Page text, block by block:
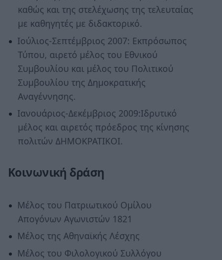
καθώς και της στελέχωσης της τελευταίας
με καθηγητές με διδακτορικό.
Ιούλιος-Σεπτέμβριος 2007: Εκπρόσωπος
Τύπου, αιρετό μέλος του Εθνικού
Συμβουλίου και μέλος του Πολιτικού
Συμβουλίου της Δημοκρατικής
Αναγέννησης.
Ιανουάριος-Δεκέμβριος 2009:Ιδρυτικό
μέλος και αιρετός πρόεδρος της κίνησης
πολιτών ΔΗΜΟΚΡΑΤΙΚΟΙ.
Κοινωνική δράση
Μέλος του Πατριωτικού Ομίλου
Απογόνων Αγωνιστών 1821
Μέλος της Αθηναϊκής Λέσχης
Μέλος του Φιλολογικού Συλλόγου